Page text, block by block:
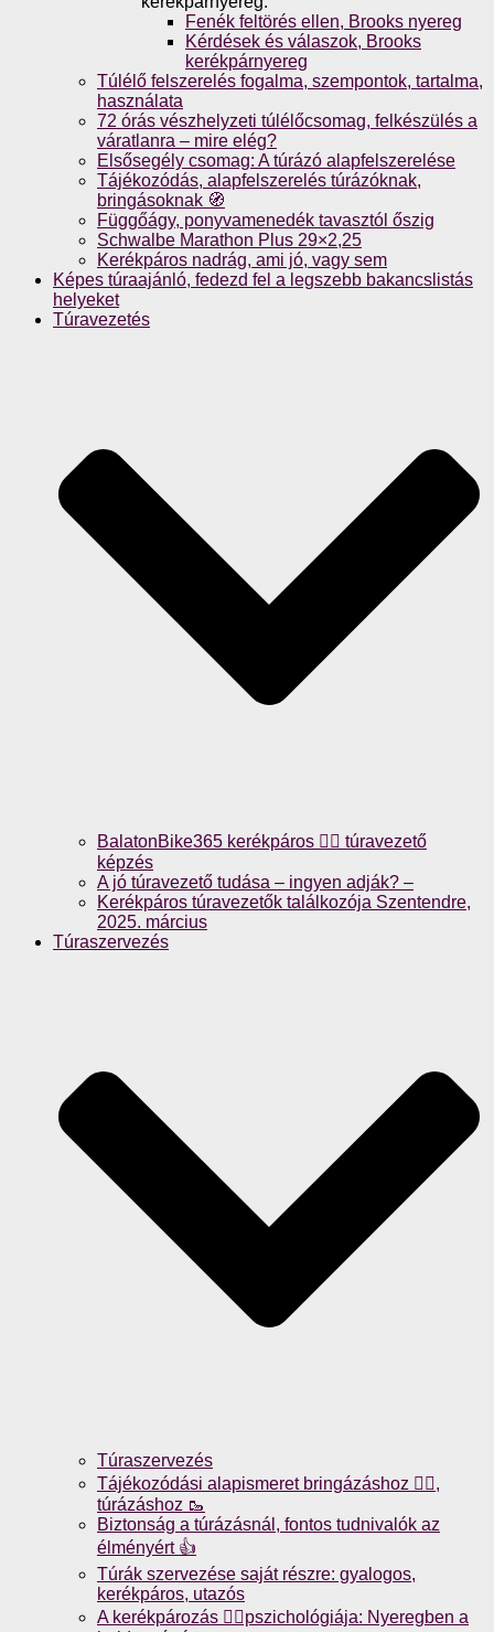
Fenék feltörés ellen, Brooks nyereg
Kérdések és válaszok, Brooks
kerékpárnyereg
Túlélő felszerelés fogalma, szempontok, tartalma,
használata
72 órás vészhelyzeti túlélőcsomag, felkészülés a
váratlanra – mire elég?
Elsősegély csomag: A túrázó alapfelszerelése
Tájékozódás, alapfelszerelés túrázóknak,
bringásoknak 🧭
Függőágy, ponyvamenedék tavasztól őszig
Schwalbe Marathon Plus 29×2,25
Kerékpáros nadrág, ami jó, vagy sem
Képes túraajánló, fedezd fel a legszebb bakancslistás
helyeket
Túravezetés
BalatonBike365 kerékpáros 🚴‍♀️ túravezető
képzés
A jó túravezető tudása – ingyen adják? –
Kerékpáros túravezetők találkozója Szentendre,
2025. március
Túraszervezés
Túraszervezés
Tájékozódási alapismeret bringázáshoz 🚴‍♀️,
túrázáshoz 🥾
Biztonság a túrázásnál, fontos tudnivalók az
élményért 👍
Túrák szervezése saját részre: gyalogos,
kerékpáros, utazós
A kerékpározás 🚴‍♀️pszichológiája: Nyeregben a